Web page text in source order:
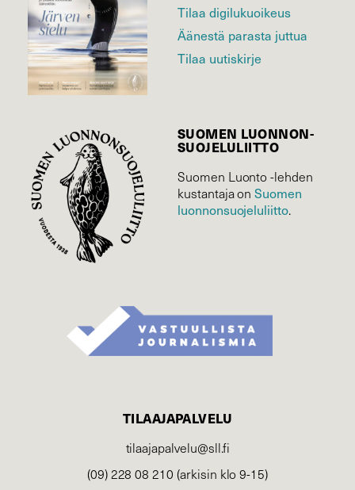
Tilaa digilukuoikeus
Äänestä parasta juttua
Tilaa uutiskirje
SUOMEN LUONNON­
SUOJELU­LIITTO
Suomen Luonto -lehden
kustantaja onSuomen
luonnonsuojelu­liitto.
TILAAJAPALVELU
tilaajapalvelu@sll.fi
(09) 228 08 210 (arkisin klo 9-15)